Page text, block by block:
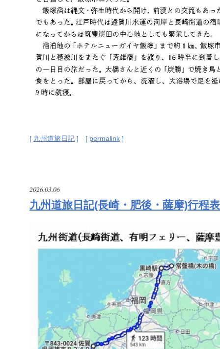
[ 九州道旅日記 ] [ permalink ]
2026.03.06
九州道旅日記(長崎・肥後・薩摩)行程表